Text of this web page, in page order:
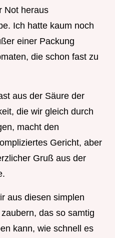
Not heraus
Ich hatte kaum noch
einer Packung
die schon fast zu
aus der Säure der
die wir gleich durch
macht den
Gericht, aber
Gruß aus der
aus diesen simplen
das so samtig
kann, wie schnell es